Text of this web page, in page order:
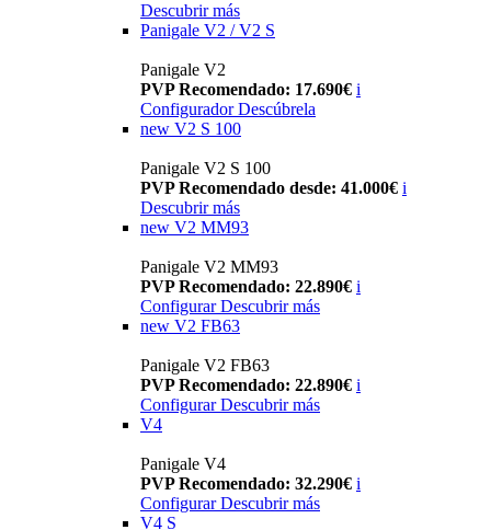
Descubrir más
Panigale V2 / V2 S
Panigale V2
PVP Recomendado: 17.690€ i
Configurador Descúbrela
new V2 S 100
Panigale V2 S 100
PVP Recomendado desde: 41.000€ i
Descubrir más
new V2 MM93
Panigale V2 MM93
PVP Recomendado: 22.890€ i
Configurar Descubrir más
new V2 FB63
Panigale V2 FB63
PVP Recomendado: 22.890€ i
Configurar Descubrir más
V4
Panigale V4
PVP Recomendado: 32.290€ i
Configurar Descubrir más
V4 S